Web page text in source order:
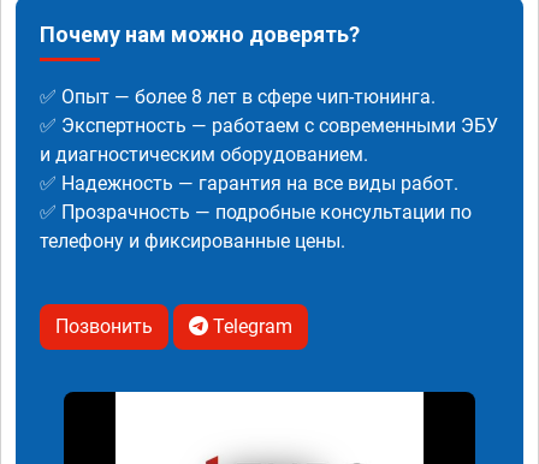
Почему нам можно доверять?
✅ Опыт — более 8 лет в сфере чип-тюнинга.
✅ Экспертность — работаем с современными ЭБУ
и диагностическим оборудованием.
✅ Надежность — гарантия на все виды работ.
✅ Прозрачность — подробные консультации по
телефону и фиксированные цены.
Позвонить Telegram